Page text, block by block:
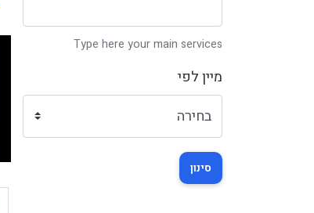
Type here your main services
מיין לפי
סינון